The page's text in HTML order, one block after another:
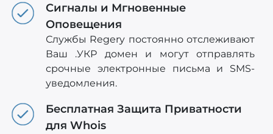
Сигналы и Мгновенные
Оповещения
Службы Regery постоянно отслеживают
Ваш .УКР домен и могут отправлять
срочные электронные письма и SMS-
уведомления.
Бесплатная Защита Приватности
для Whois